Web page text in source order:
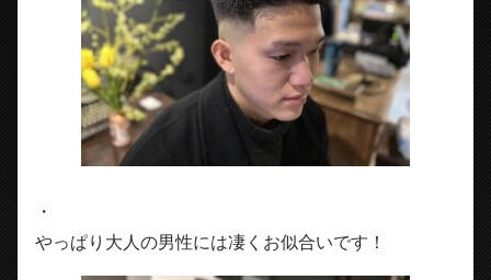
・
やっぱり大人の男性には凄くお似合いです！